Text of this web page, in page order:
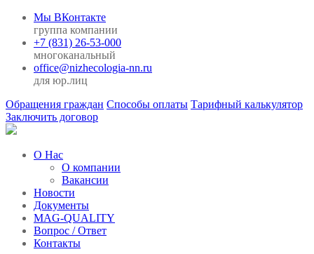
Мы ВКонтакте
группа компании
+7 (831) 26-53-000
многоканальный
office@nizhecologia-nn.ru
для юр.лиц
Обращения граждан Способы оплаты Тарифный калькулятор
Заключить договор
О Нас
О компании
Вакансии
Новости
Документы
MAG-QUALITY
Вопрос / Ответ
Контакты